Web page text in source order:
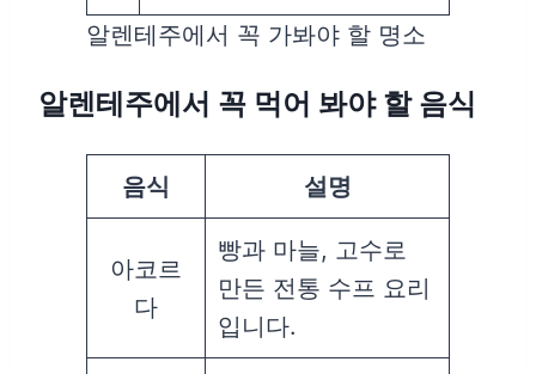
알렌테주에서 꼭 가봐야 할 명소
알렌테주에서 꼭 먹어 봐야 할 음식
음식 설명
아코르
다
빵과 마늘, 고수로
만든 전통 수프 요리
입니다.